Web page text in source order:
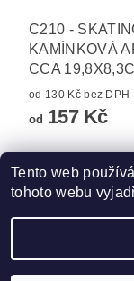
C210 -
KAMÍNKOVÁ
CCA
od 130 Kč bez DPH
od 157 Kč
Zboží.cz |
2026
Tento web
tohoto webu